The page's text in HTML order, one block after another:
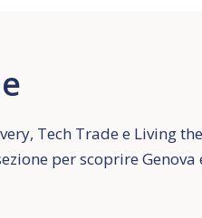
Tech Trade e Living
per scoprire Genova